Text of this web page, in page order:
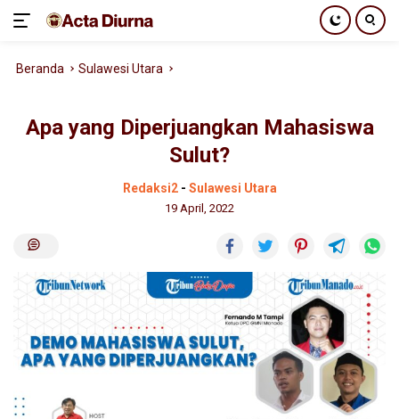
Beranda Sulawesi Utara
Apa yang Diperjuangkan Mahasiswa
Sulut?
Redaksi2- Sulawesi Utara
19 April, 2022